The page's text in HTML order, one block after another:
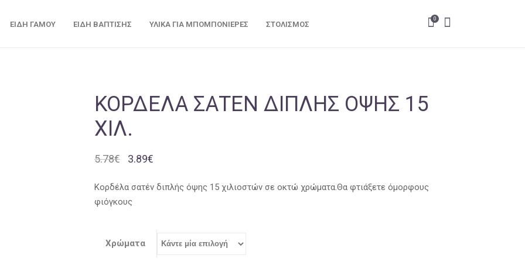
ΕΊΔΗ ΓΆΜΟΥ ΕΊΔΗ ΒΆΠΤΙΣΗΣ ΥΛΙΚΆ ΓΙΑ ΜΠΟΜΠΟΝΙΈΡΕΣ ΣΤΟΛΙΣΜΌΣ
0
ΚΟΡΔΈΛΑ ΣΑΤΈΝ ΔΙΠΛΉΣ ΌΨΗΣ 15
ΧΙΛ.
5.78€
Original
was:
5.78€.
3.89€
τιμή
Κορδέλα σατέν διπλής όψης 15 χιλιοστών σε οκτώ χρώματα.Θα φτιάξετε όμορφους
φιόγκους
Χρώματα